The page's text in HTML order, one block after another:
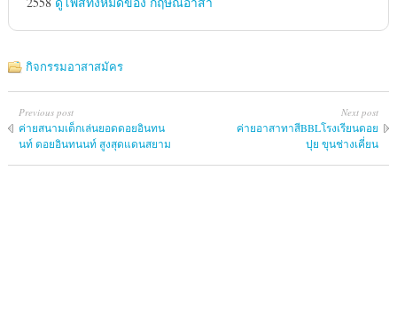
กิจกรรมอาสาสมัคร
Previous post
ค่ายสนามเด็กเล่นยอดดอยอินทน
นท์ ดอยอินทนนท์ สูงสุดแดนสยาม
Next post
ค่ายอาสาทาสีBBLโรงเรียนดอย
ปุย ขุนช่างเคี่ยน